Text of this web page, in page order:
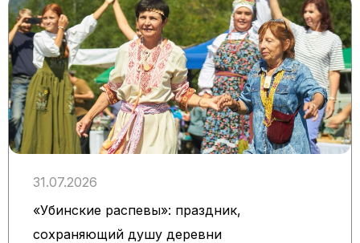
31.07.2026
«Убинские распевы»: праздник,
сохраняющий душу деревни